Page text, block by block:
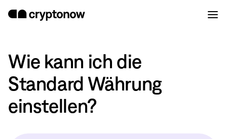
Wie kann ich die
Standard Währung
einstellen?